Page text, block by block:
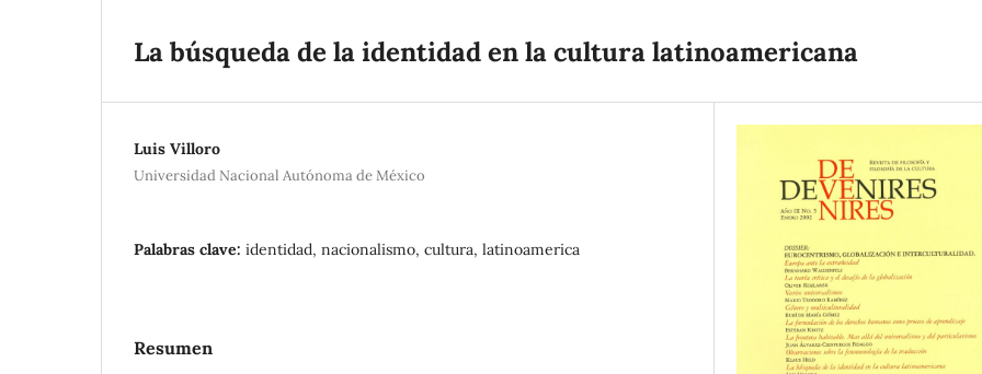
La búsqueda de la identidad en la cultura latinoamericana
Luis Villoro
Universidad Nacional Autónoma de México
Palabras clave: identidad, nacionalismo, cultura, latinoamerica
Resumen